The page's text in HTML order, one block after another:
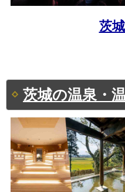
茨
茨城の温泉・